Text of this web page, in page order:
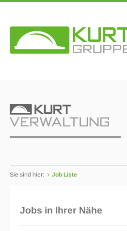
Sie sind hier: Job Liste
Jobs in Ihrer Nähe